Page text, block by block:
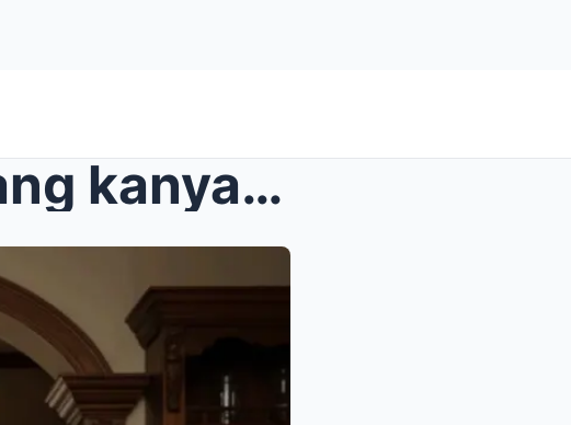
Sa loob ng ilang linggo, ang kanyang ina ay patulo...